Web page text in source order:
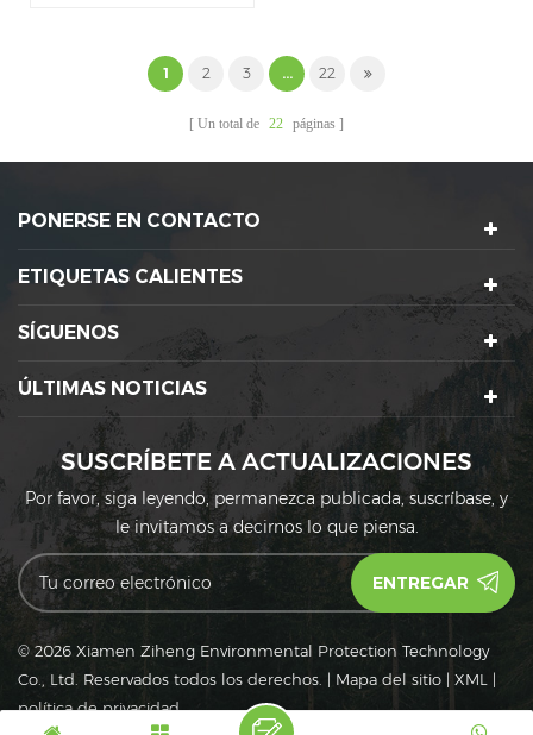
1 2 3 ... 22
Un total de 22 páginas
PONERSE EN CONTACTO
ETIQUETAS CALIENTES
SÍGUENOS
ÚLTIMAS NOTICIAS
SUSCRÍBETE A ACTUALIZACIONES
Por favor, siga leyendo, permanezca publicada, suscríbase, y
le invitamos a decirnos lo que piensa.
© 2026 Xiamen Ziheng Environmental Protection Technology
Co., Ltd. Reservados todos los derechos. | Mapa del sitio | XML |
política de privacidad